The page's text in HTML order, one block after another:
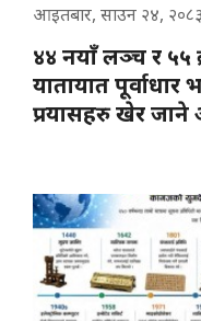
आइतबार, साउन २४, २०८३
४४ नयाँ लञ्च र ५५
यातायात पूर्वाधार
प्रयासहरु खेर जाने